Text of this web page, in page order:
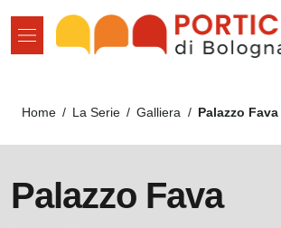
Briciole di pane
Home / La Serie / Galliera / Palazzo Fava
Palazzo Fava